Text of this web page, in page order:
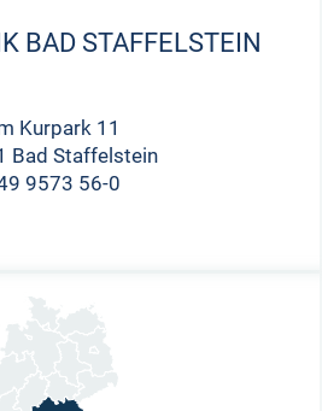
BAD STAFFELSTEIN
Kurpark 11
Bad Staffelstein
9573 56-0